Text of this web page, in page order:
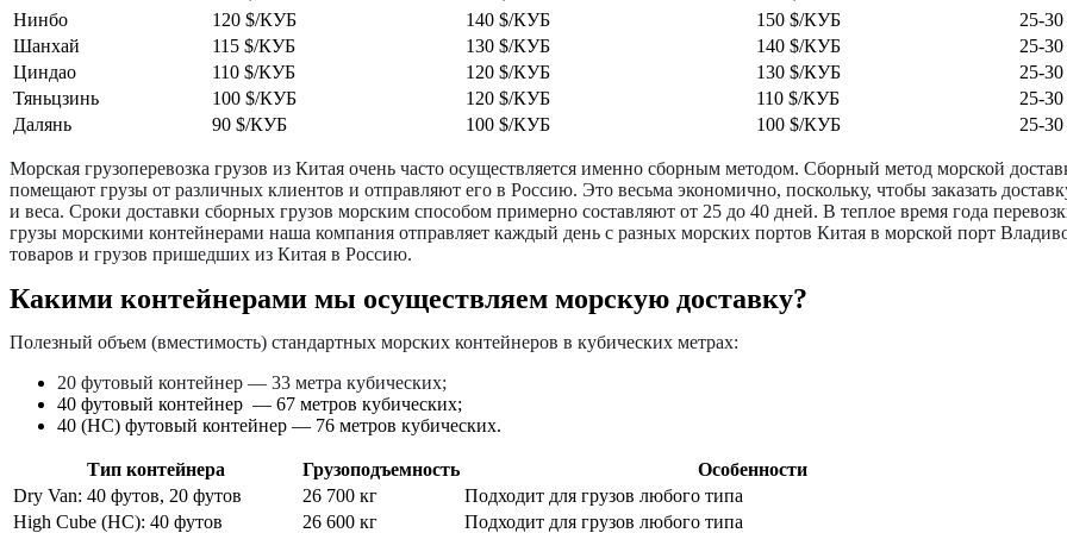
Нинбо
120 $/КУБ 140 $/КУБ 150 $/КУБ
25-
Шанхай
115 $/КУБ 130 $/КУБ 140 $/КУБ
25-
Циндао
110 $/КУБ 120 $/КУБ 130 $/КУБ
25-
Тяньцзинь
100 $/КУБ 120 $/КУБ 110 $/КУБ
25-
Далянь
90 $/КУБ 100 $/КУБ 100 $/КУБ 25-
Морская грузоперевозка грузов из Китая очень часто осуществляется именно сборным методом. Сборный метод морской
помещают грузы от различных клиентов и отправляют его в Россию. Это весьма экономично, поскольку, чтобы заказать
и веса. Сроки доставки сборных грузов морским способом примерно составляют от 25 до 40 дней. В теплое время года
грузы морскими контейнерами наша компания отправляет каждый день с разных морских портов Китая в морской порт
товаров и грузов пришедших из Китая в Россию.
Какими контейнерами мы осуществляем морскую доставку?
Полезный объем (вместимость) стандартных морских контейнеров в кубических метрах:
20 футовый контейнер — 33 метра кубических;
40 футовый контейнер — 67 метров кубических;
40 (HC) футовый контейнер — 76 метров кубических.
Тип контейнера Грузоподъемность
Особенности
Dry Van: 40 футов, 20 футов
26 700 кг
Подходит для грузов любого типа
High Cube (HC): 40 футов
26 600 кг Подходит для грузов любого типа